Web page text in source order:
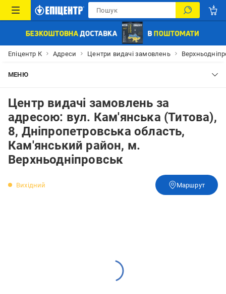
Епіцентр К Адреси Центри видачі замовлень
МЕНЮ
Центр видачі замовлень за
адресою: вул. Кам'янська (Титова),
8, Дніпропетровська область,
Кам'янський район, м.
Верхньодніпровськ
Вихідний Маршрут